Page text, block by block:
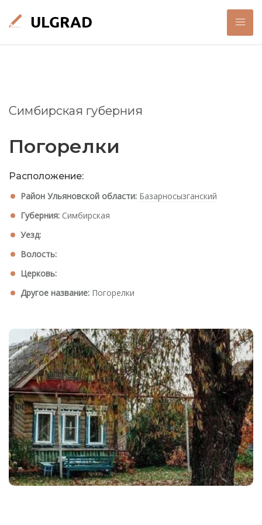
Симбирская губерния
Погорелки
Расположение:
Район Ульяновской области: Базарносызганский
Губерния: Симбирская
Уезд:
Волость:
Церковь:
Другое название: Погорелки